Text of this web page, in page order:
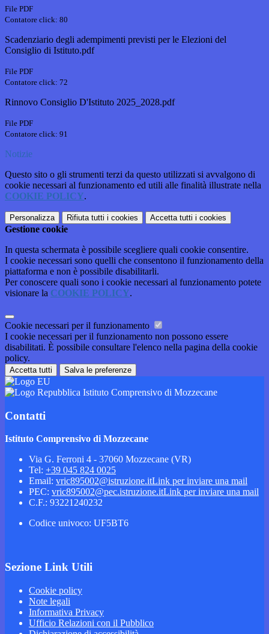
File PDF
Contatore click: 80
Scadenziario degli adempimenti previsti per le Elezioni del
Consiglio di Istituto.pdf
File PDF
Contatore click: 72
Rinnovo Consiglio D'Istituto 2025_2028.pdf
File PDF
Contatore click: 91
Notizie
Questo sito o gli strumenti terzi da questo utilizzati si avvalgono di
cookie necessari al funzionamento ed utili alle finalità illustrate nella
COOKIE POLICY.
Personalizza Rifiuta tutti i cookies Accetta tutti i cookies
Gestione cookie
In questa schermata è possibile scegliere quali cookie consentire.
I cookie necessari sono quelli che consentono il funzionamento della
piattaforma e non è possibile disabilitarli.
Per conoscere quali sono i cookie necessari al funzionamento potete
visionare la COOKIE POLICY.
Cookie necessari per il funzionamento
I cookie necessari per il funzionamento non possono essere
disabilitati. È possibile consultare l'elenco nella pagina della cookie
policy.
Accetta tutti Salva le preferenze
Istituto Comprensivo di Mozzecane
Contatti
Istituto Comprensivo di Mozzecane
Via G. Ferroni 4 - 37060 Mozzecane (VR)
Tel: +39 045 824 0025
Email: vric895002@istruzione.itLink per inviare una mail
PEC: vric895002@pec.istruzione.itLink per inviare una mail
C.F.: 93221240232
Codice univoco: UF5BT6
Sezione Link Utili
Cookie policy
Note legali
Informativa Privacy
Ufficio Relazioni con il Pubblico